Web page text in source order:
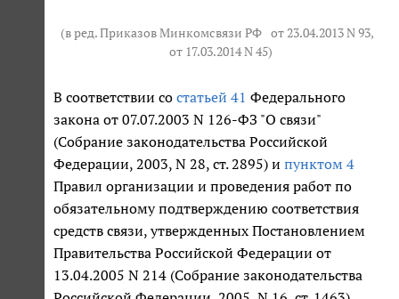
(в ред. Приказов Минкомсвязи РФ от 23.04.2013 N 93,
от 17.03.2014 N 45)
В соответствии со статьей 41 Федерального
закона от 07.07.2003 N 126-ФЗ "О связи"
(Собрание законодательства Российской
Федерации, 2003, N 28, ст. 2895) и пунктом 4
Правил организации и проведения работ по
обязательному подтверждению соответствия
средств связи, утвержденных Постановлением
Правительства Российской Федерации от
13.04.2005 N 214 (Собрание законодательства